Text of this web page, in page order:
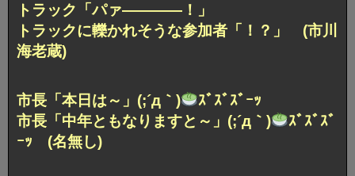
トラック「パァ――――！」
トラックに轢かれそうな参加者「！？」 (市川
海老蔵)
市長「本日は～」(;´д｀)
ｽﾞｽﾞｽﾞｰｯ
市長「中年ともなりますと～」(;´д｀)
ｽﾞｽﾞｽﾞ
ｰｯ (名無し)